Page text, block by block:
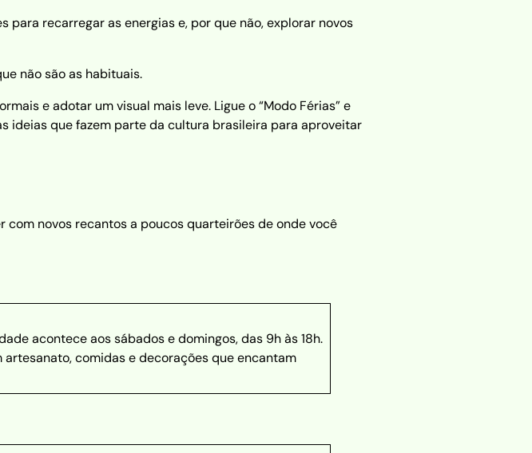
recarregar as energias e, por que não, explorar novos
não são as habituais.
e adotar um visual mais leve. Ligue o “Modo Férias” e
ideias que fazem parte da cultura brasileira para aproveitar
novos recantos a poucos quarteirões de onde você
acontece aos sábados e domingos, das 9h às 18h.
comidas e decorações que encantam